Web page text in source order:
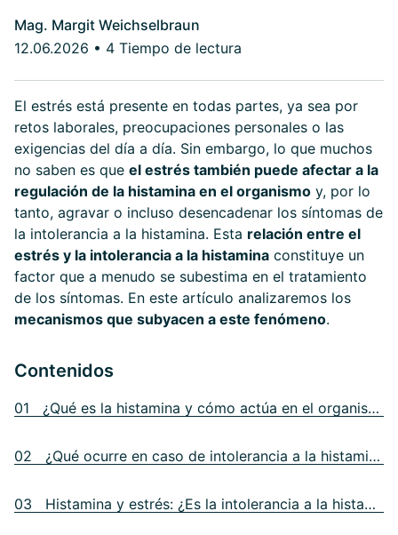
Mag. Margit Weichselbraun
12.06.2026 • 4 Tiempo de lectura
El estrés está presente en todas partes, ya sea por
retos laborales, preocupaciones personales o las
exigencias del día a día. Sin embargo, lo que muchos
no saben es que el estrés también puede afectar a la
regulación de la histamina en el organismo y, por lo
tanto, agravar o incluso desencadenar los síntomas de
la intolerancia a la histamina. Esta relación entre el
estrés y la intolerancia a la histamina constituye un
factor que a menudo se subestima en el tratamiento
de los síntomas. En este artículo analizaremos los
mecanismos que subyacen a este fenómeno.
Contenidos
01 ¿Qué es la histamina y cómo actúa en el organismo?
02 ¿Qué ocurre en caso de intolerancia a la histamina?
03 Histamina y estrés: ¿Es la intolerancia a la histamina de origen psicosomático?